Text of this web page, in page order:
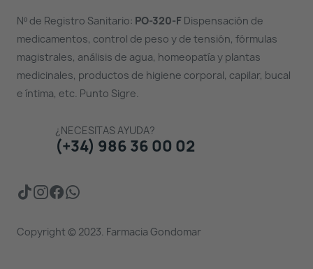
Nº de Registro Sanitario: PO-320-FDispensación de
medicamentos, control de peso y de tensión, fórmulas
magistrales, análisis de agua, homeopatía y plantas
medicinales, productos de higiene corporal, capilar, bucal
e íntima, etc. Punto Sigre.
¿NECESITAS AYUDA?
(+34) 986 36 00 02
Copyright © 2023. Farmacia Gondomar